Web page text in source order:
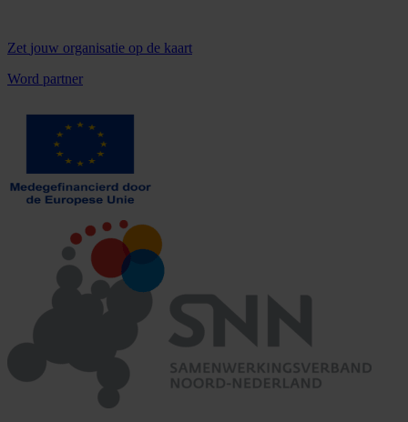
Zet jouw organisatie op de kaart
Word partner